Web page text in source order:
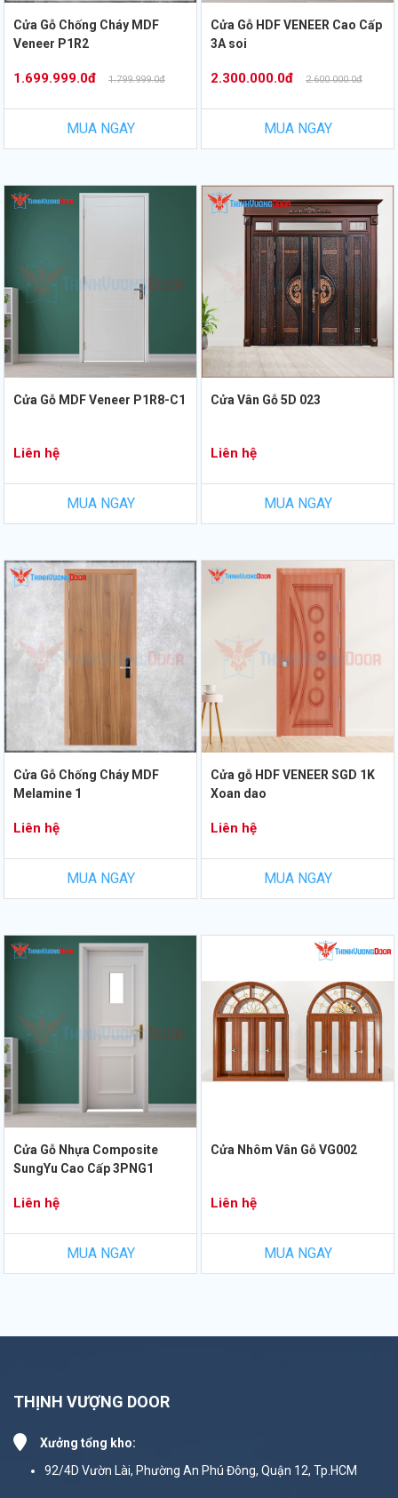
Cửa Gỗ Chống Cháy MDF
Veneer P1R2
1.699.999.0đ 1.799.999.0đ
MUA NGAY
Cửa Gỗ HDF VENEER Cao Cấp
3A soi
2.300.000.0đ 2.600.000.0đ
MUA NGAY
Cửa Gỗ MDF Veneer P1R8-C1
Liên hệ
MUA NGAY
Cửa Vân Gỗ 5D 023
Liên hệ
MUA NGAY
Cửa Gỗ Chống Cháy MDF
Melamine 1
Liên hệ
MUA NGAY
Cửa gỗ HDF VENEER SGD 1K
Xoan dao
Liên hệ
MUA NGAY
Cửa Gỗ Nhựa Composite
SungYu Cao Cấp 3PNG1
Liên hệ
MUA NGAY
Cửa Nhôm Vân Gỗ VG002
Liên hệ
MUA NGAY
THỊNH VƯỢNG DOOR
Xưởng tổng kho:
92/4D Vườn Lài, Phường An Phú Đông, Quận 12, Tp.HCM